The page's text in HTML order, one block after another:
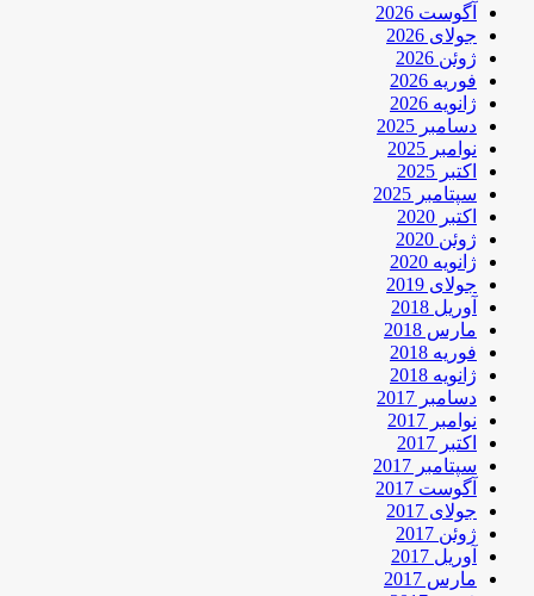
آگوست 2026
جولای 2026
ژوئن 2026
فوریه 2026
ژانویه 2026
دسامبر 2025
نوامبر 2025
اکتبر 2025
سپتامبر 2025
اکتبر 2020
ژوئن 2020
ژانویه 2020
جولای 2019
آوریل 2018
مارس 2018
فوریه 2018
ژانویه 2018
دسامبر 2017
نوامبر 2017
اکتبر 2017
سپتامبر 2017
آگوست 2017
جولای 2017
ژوئن 2017
آوریل 2017
مارس 2017